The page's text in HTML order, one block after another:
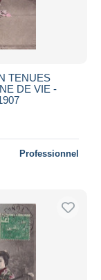
TENUES
DE VIE -
Professionnel